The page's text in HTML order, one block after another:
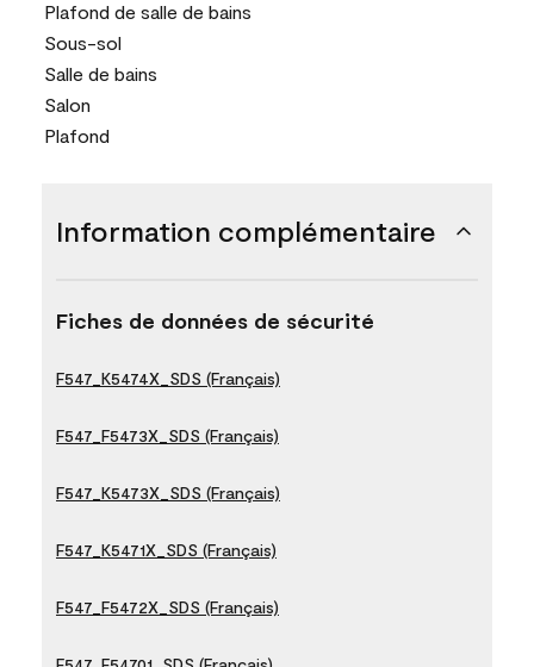
Plafond de salle de bains
Sous-sol
Salle de bains
Salon
Plafond
Information complémentaire
Fiches de données de sécurité
F547_K5474X_SDS (Français)
F547_F5473X_SDS (Français)
F547_K5473X_SDS (Français)
F547_K5471X_SDS (Français)
F547_F5472X_SDS (Français)